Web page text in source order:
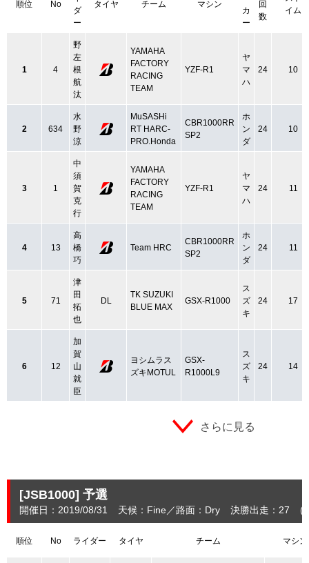
順位 No
ダ
ー
タイヤ チーム マシン
カ
ー
回
数
イム
1 4
野
左
根
航
汰
YAMAHA
FACTORY
RACING
TEAM
YZF-R1
ヤ
マ
ハ
24 10
2 634
水
野
涼
MuSASHi
RT HARC-
PRO.Honda
CBR1000RR
SP2
ホ
ン
ダ
24 10
3 1
中
須
賀
克
行
YAMAHA
FACTORY
RACING
TEAM
YZF-R1
ヤ
マ
ハ
24 11
4 13
高
橋
巧
Team HRC
CBR1000RR
SP2
ホ
ン
ダ
24 11
5 71
津
田
拓
也
DL
TK SUZUKI
BLUE MAX
GSX-R1000
ス
ズ
キ
24 17
6 12
加
賀
山
就
臣
ヨシムラス
ズキMOTUL
GSX-
R1000L9
ス
ズ
キ
24 14
さらに見る
[JSB1000] 予選
開催日：2019/08/31 天候：Fine 路面：Dry 決勝出走：27
順位 No ライダー タイヤ チーム マシン